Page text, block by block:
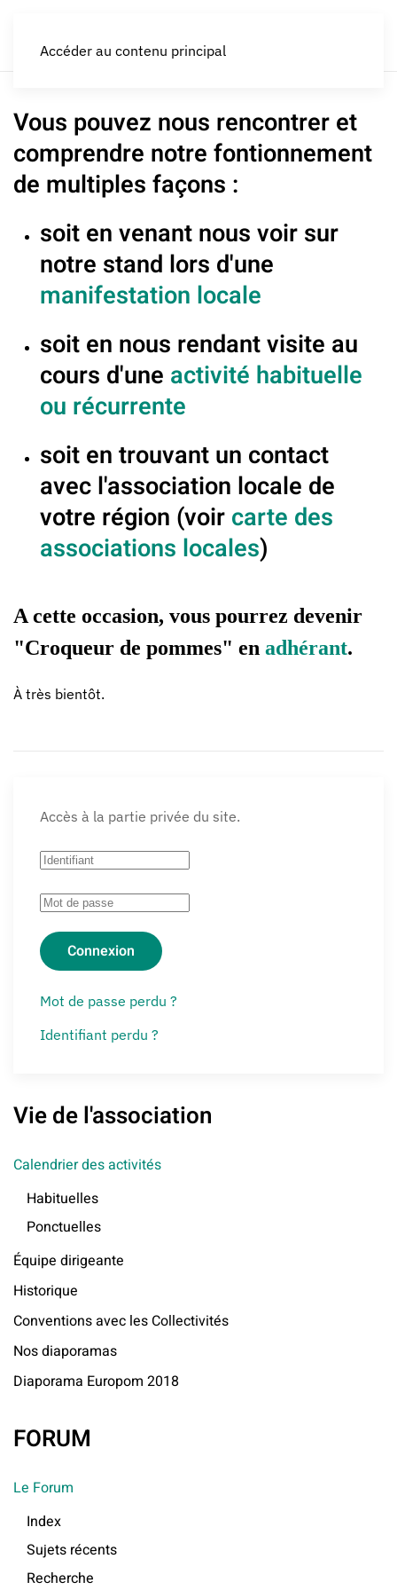
Accéder au contenu principal
Vous pouvez nous rencontrer et
comprendre notre fontionnement
de multiples façons :
soit en venant nous voir sur
notre stand lors d'une
manifestation locale
soit en nous rendant visite au
cours d'une activité habituelle
ou récurrente
soit en trouvant un contact
avec l'association locale de
votre région (voir carte des
associations locales)
A cette occasion, vous pourrez devenir
"Croqueur de pommes" en adhérant.
À très bientôt.
Accès à la partie privée du site.
Connexion
Mot de passe perdu ?
Identifiant perdu ?
Vie de l'association
Calendrier des activités
Habituelles
Ponctuelles
Équipe dirigeante
Historique
Conventions avec les Collectivités
Nos diaporamas
Diaporama Europom 2018
FORUM
Le Forum
Index
Sujets récents
Recherche